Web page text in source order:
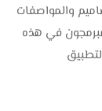
والمواصفات
في هذه